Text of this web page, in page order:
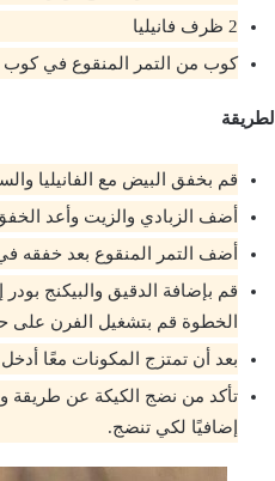
2 ظرف فانيليا
كوب من التمر المنقوع في
الطريقة
قم بخفق البيض مع الفانيليا
أضف الزبادي والزيت وأعد
أضف التمر المنقوع بعد خفقه
قم بإضافة الدقيق والبيكنج
الخطوة قم بتشغيل الفرن على حرارة
بعد أن تمتزج المكونات معًا أدخل كيكة
تأكد من نضج الكيكة عن طريقة
إضافيًا لكي تنضج.